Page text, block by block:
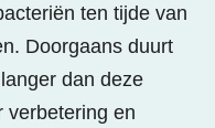
ten tijde van
Doorgaans duurt
dan deze
verbetering en